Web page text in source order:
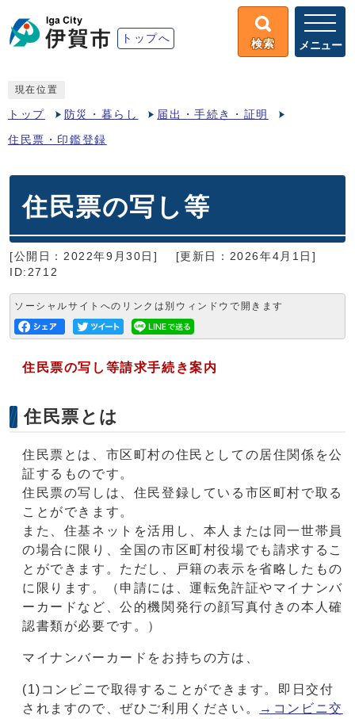
トップへ 検索 メニュー
現在位置
トップ 防災・暮らし 届出・手続き・証明
住民票・印鑑登録
住民票の写し等
[公開日：2022年9月30日]
[更新日：2026年4月1日]
ID:2712
ソーシャルサイトへのリンクは別ウィンドウで開きます
住民票の写し等請求手続き案内
住民票とは
住民票とは、市区町村の住民としての居住関係を公
証するものです。
住民票の写しは、住民登録している市区町村で取る
ことができます。
また、住基ネットを活用し、本人または同一世帯員
の場合に限り、全国の市区町村役場でも請求するこ
とができます。ただし、戸籍の表示を省略したもの
に限ります。（申請には、運転免許証やマイナンバ
ーカードなど、公的機関発行の顔写真付きの本人確
認書類が必要です。）
マイナンバーカードをお持ちの方は、
(1)コンビニで取得することができます。即日交付
されますので、ぜひご利用ください。
→コンビニ交